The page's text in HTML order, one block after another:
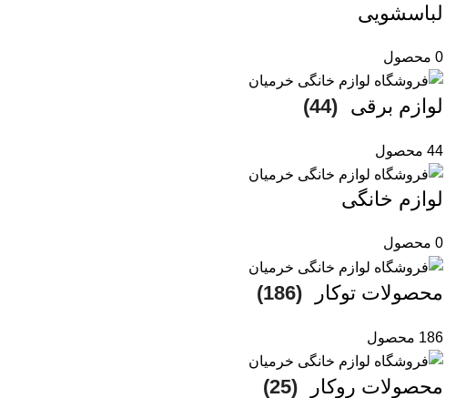
لباسشویی
0 محصول
لوازم برقی (44)
44 محصول
لوازم خانگی
0 محصول
محصولات توکار (186)
186 محصول
محصولات روکار (25)